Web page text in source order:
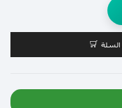
السلة